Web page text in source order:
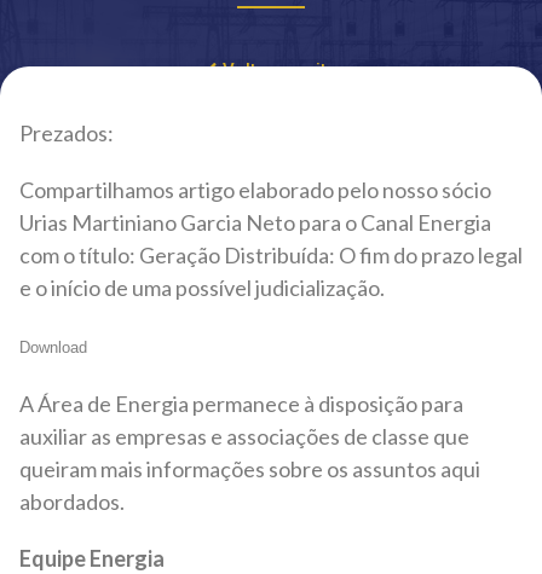
Voltar ao site
Prezados:
Compartilhamos artigo elaborado pelo nosso sócio
Urias Martiniano Garcia Neto para o Canal Energia
com o título: Geração Distribuída: O fim do prazo legal
e o início de uma possível judicialização.
Download
A Área de Energia permanece à disposição para
auxiliar as empresas e associações de classe que
queiram mais informações sobre os assuntos aqui
abordados.
Equipe Energia